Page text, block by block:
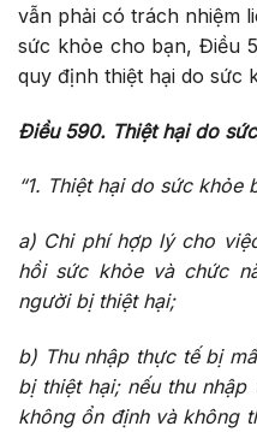
vẫn phải có trách nhiệm
sức khỏe cho bạn, Điều
quy định thiệt hại do sức
Điều 590. Thiệt hại do
“1. Thiệt hại do sức
a) Chi phí hợp lý cho
hồi sức khỏe và chức
người bị thiệt hại;
b) Thu nhập thực tế bị
bị thiệt hại; nếu thu
không ổn định và không